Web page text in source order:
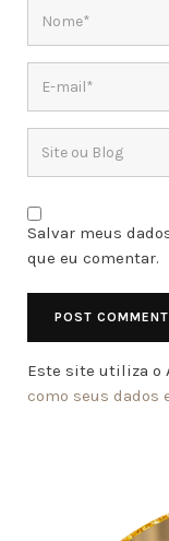
Salvar meus
que eu comentar.
Este site utiliza o
como seus dados